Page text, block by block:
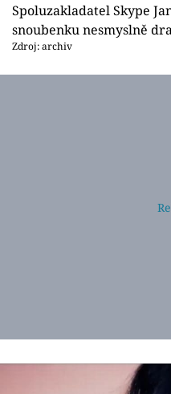
Spoluzakladatel Skype
snoubenku nesmyslně
Zdroj: archiv